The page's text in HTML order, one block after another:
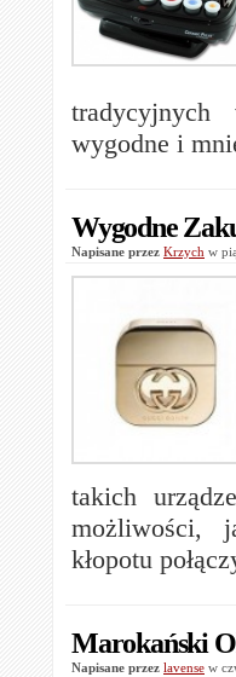
wygodne i
Wygodne
Napisane przez Krzych w
takich
możliwości,
kłopotu
Marokański
Napisane przez lavense w